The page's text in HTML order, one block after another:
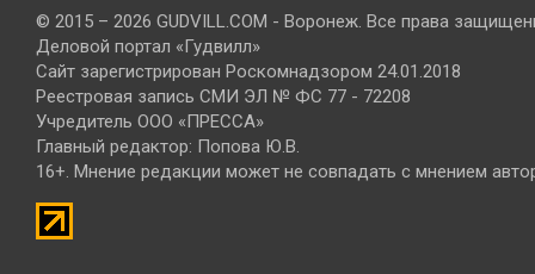
© 2015 – 2026 GUDVILL.COM - Воронеж. Все права
Деловой портал «Гудвилл»
Сайт зарегистрирован Роскомнадзором 24.01.2018
Реестровая запись СМИ ЭЛ № ФС 77 - 72208
Учредитель ООО «ПРЕССА»
Главный редактор: Попова Ю.В.
16+. Мнение редакции может не совпадать с мнением